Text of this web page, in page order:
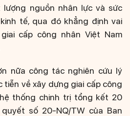
nguồn nhân lực và sức
tế, qua đó khẳng định vai
cấp công nhân Việt Nam
nữa công tác nghiên cứu lý
về xây dựng giai cấp công
thống chinh trị tổng kết 20
số 20-NQ/TW của Ban